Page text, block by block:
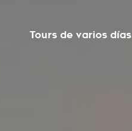
Tours de varios días